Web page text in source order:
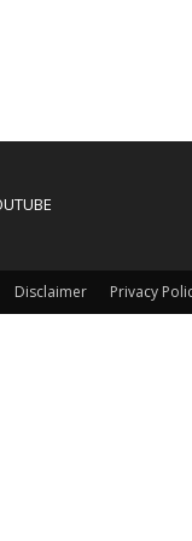
Disclaimer Privacy